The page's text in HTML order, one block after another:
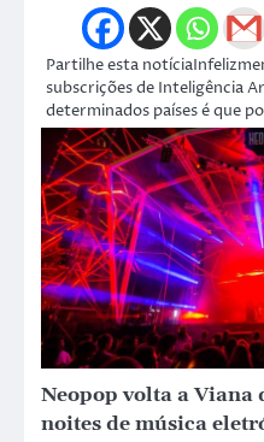
Partilhe esta
subscrições de Inteligência
determinados países é que
Neopop volta a Viana
noites de música